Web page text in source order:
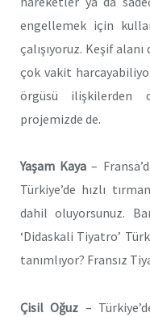
engellemek için
çalışıyoruz. Keşif
çok vakit
örgüsü ilişkilerden
projemizde de.
Yaşam Kaya –
Türkiye’de hızlı
dahil oluyorsunuz.
‘Didaskali Tiyatro’
tanımlıyor? Fransız
Çisil Oğuz –